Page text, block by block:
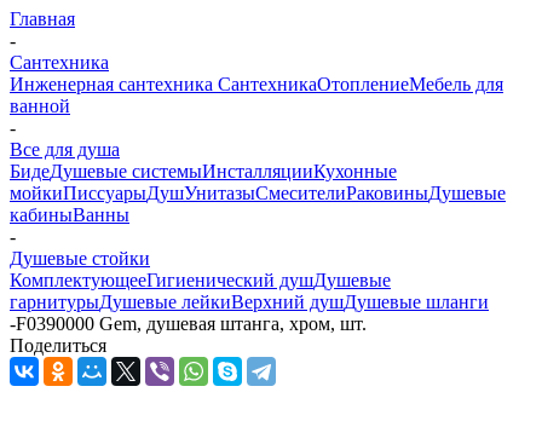
Главная
-
Сантехника
Инженерная сантехника СантехникаОтоплениеМебель для
ванной
-
Все для душа
БидеДушевые системыИнсталляцииКухонные
мойкиПиссуарыДушУнитазыСмесителиРаковиныДушевые
кабиныВанны
-
Душевые стойки
КомплектующееГигиенический душДушевые
гарнитурыДушевые лейкиВерхний душДушевые шланги
-F0390000 Gem, душевая штанга, хром, шт.
Поделиться